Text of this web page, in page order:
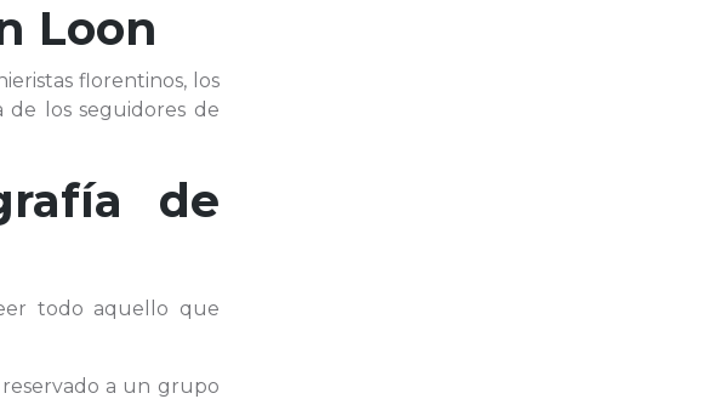
Loon
florentinos, los
de los seguidores de
de
todo aquello que
a un grupo